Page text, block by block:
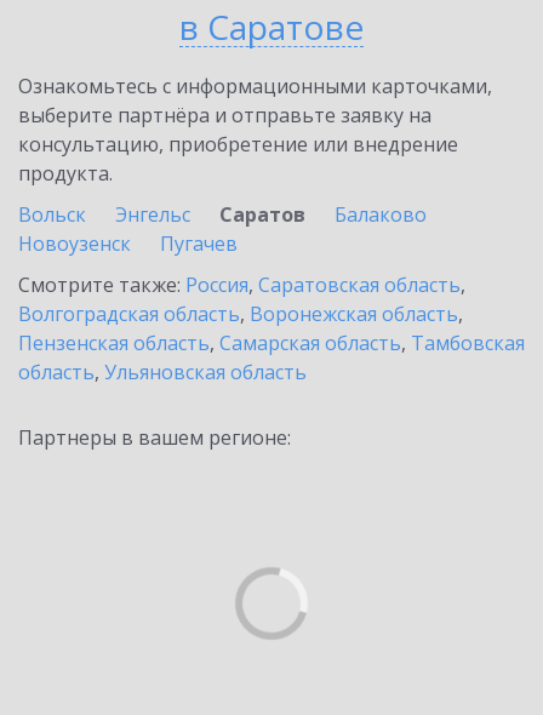
в Саратове
Ознакомьтесь с информационными карточками,
выберите партнёра и отправьте заявку на
консультацию, приобретение или внедрение
продукта.
Вольск
Энгельс Саратов
Балаково
Новоузенск
Пугачев
Смотрите также: Россия, Саратовская область,
Волгоградская область, Воронежская область,
Пензенская область, Самарская область, Тамбовская
область, Ульяновская область
Партнеры в вашем регионе: